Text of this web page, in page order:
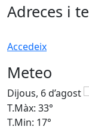
Adreces i
Accedeix
Meteo
Dijous, 6 d’agost
T.Màx: 33°
T.Min: 17°